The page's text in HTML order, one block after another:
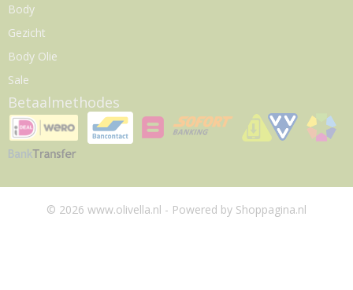
Body
Gezicht
Body Olie
Sale
Betaalmethodes
© 2026 www.olivella.nl - Powered by Shoppagina.nl